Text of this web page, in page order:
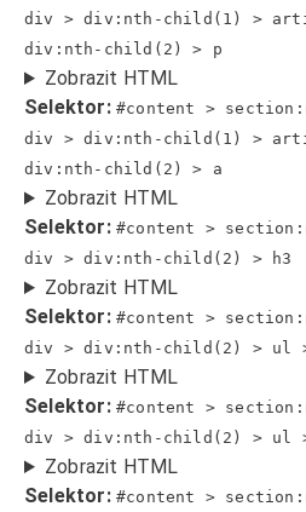
div > div:nth-child(1) >
div:nth-child(2) > p
Zobrazit HTML
Selektor: #content >
div > div:nth-child(1) >
div:nth-child(2) > a
Zobrazit HTML
Selektor: #content >
div > div:nth-child(2) > h3
Zobrazit HTML
Selektor: #content >
div > div:nth-child(2) > ul
Zobrazit HTML
Selektor: #content >
div > div:nth-child(2) > ul
Zobrazit HTML
Selektor: #content >